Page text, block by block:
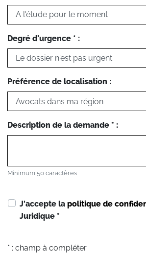
Degré d'urgence * :
Préférence de localisation :
Description de la demande * :
Minimum 50 caractères
J'accepte la politique de
Juridique *
* : champ à compléter